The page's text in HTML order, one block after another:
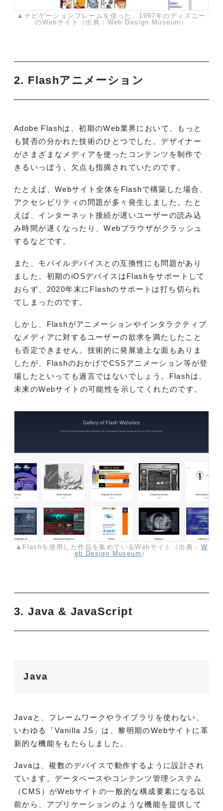
▲ナビゲーションフレームを使った、1997年のディズニー
のWebサイト（出典：Web Design Museum）
2. Flashアニメーション
Adobe Flashは、初期のWeb業界において、もっと
も賛否の分かれた技術のひとつでした。デザイナー
がさまざまなメディアを使ったコンテンツを制作で
きるいっぽう、欠点も指摘されていたのです。
たとえば、Webサイト全体をFlashで構築した場合、
アクセシビリティの問題が多々発生しました。たと
えば、インターネット接続が遅いユーザーの読み込
み時間が遅くなったり、Webブラウザがクラッシュ
するなどです。
また、モバイルデバイスとの互換性にも問題があり
ました。初期のiOSデバイスはFlashをサポートして
おらず、2020年末にFlashのサポートは打ち切られ
てしまったのです。
しかし、Flashがアニメーションやインタラクティブ
なメディアに対するユーザーの欲求を満たしたこと
も否定できません。技術的に発展途上な面もありま
したが、FlashのおかげでCSSアニメーション等が登
場したといっても過言ではないでしょう。Flashは、
未来のWebサイトの可能性を示してくれたのです。
▲Flashを使用した作品を集めているWebサイト（出典： W
eb Design Museum ）
3. Java & JavaScript
Java
Javaと、フレームワークやライブラリを使わない、
いわゆる「Vanilla JS」は、黎明期のWebサイトに革
新的な機能をもたらしました。
Javaは、複数のデバイスで動作するように設計され
ています。データベースやコンテンツ管理システム
（CMS）がWebサイトの一般的な構成要素になる以
前から、アプリケーションのような機能を提供して